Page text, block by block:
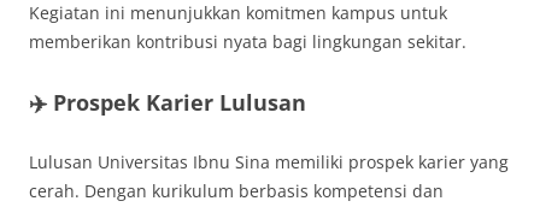
Kegiatan ini menunjukkan komitmen kampus untuk
memberikan kontribusi nyata bagi lingkungan sekitar.
✈️ Prospek Karier Lulusan
Lulusan Universitas Ibnu Sina memiliki prospek karier yang
cerah. Dengan kurikulum berbasis kompetensi dan